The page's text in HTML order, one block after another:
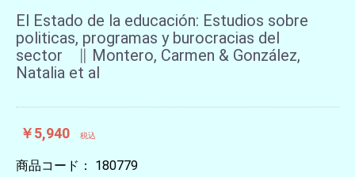
El Estado de la educación: Estudios sobre
politicas, programas y burocracias del
sector ∥ Montero, Carmen & González,
Natalia et al
￥5,940 税込
商品コード： 180779